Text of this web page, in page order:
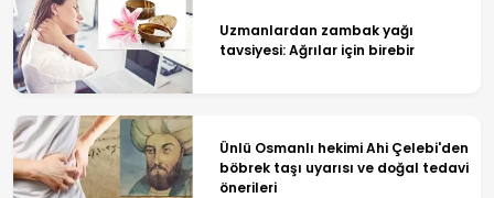
Uzmanlardan zambak yağı
tavsiyesi: Ağrılar için birebir
Ünlü Osmanlı hekimi Ahi Çelebi'den
böbrek taşı uyarısı ve doğal tedavi
önerileri